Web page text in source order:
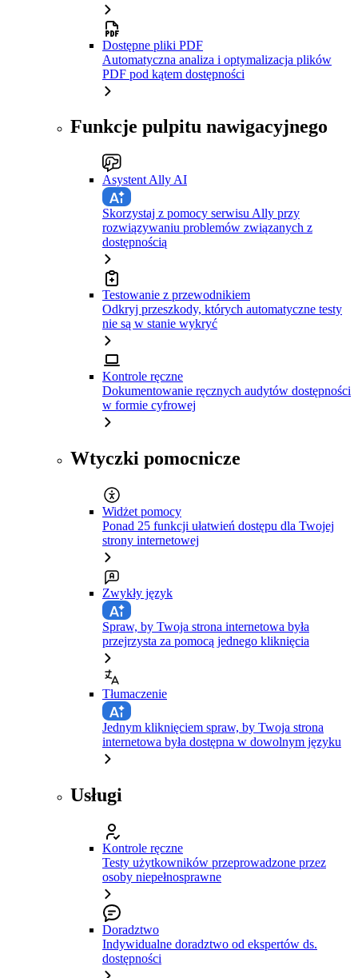
Dostępne pliki PDF
Automatyczna analiza i optymalizacja plików
PDF pod kątem dostępności
Funkcje pulpitu nawigacyjnego
Asystent Ally AI
Skorzystaj z pomocy serwisu Ally przy
rozwiązywaniu problemów związanych z
dostępnością
Testowanie z przewodnikiem
Odkryj przeszkody, których automatyczne testy
nie są w stanie wykryć
Kontrole ręczne
Dokumentowanie ręcznych audytów dostępności
w formie cyfrowej
Wtyczki pomocnicze
Widżet pomocy
Ponad 25 funkcji ułatwień dostępu dla Twojej
strony internetowej
Zwykły język
Spraw, by Twoja strona internetowa była
przejrzysta za pomocą jednego kliknięcia
Tłumaczenie
Jednym kliknięciem spraw, by Twoja strona
internetowa była dostępna w dowolnym języku
Usługi
Kontrole ręczne
Testy użytkowników przeprowadzone przez
osoby niepełnosprawne
Doradztwo
Indywidualne doradztwo od ekspertów ds.
dostępności